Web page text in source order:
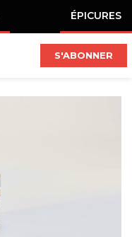
ÉPICURES
S'ABONNER